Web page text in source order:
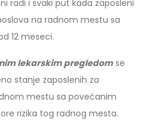
radi i svaki put kada zaposleni
na radnom mestu sa
12 meseci.
lekarskim pregledomse
stanje zaposlenih za
mestu sa povećanim
rizika tog radnog mesta.